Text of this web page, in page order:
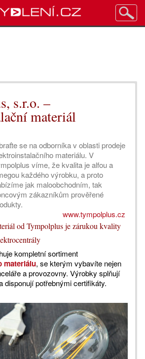
s.r.o. –
materiál
se na odborníka v oblasti prodeje
materiálu. V
víme, že kvalita je alfou a
každého výrobku, a proto
jak maloobchodním, tak
zákazníkům prověřené
www.tympolplus.cz
od Tympolplus je zárukou kvality
kompletní sortiment
materiálu, se kterým vybavíte nejen
a provozovny. Výrobky splňují
disponují potřebnými certifikáty.